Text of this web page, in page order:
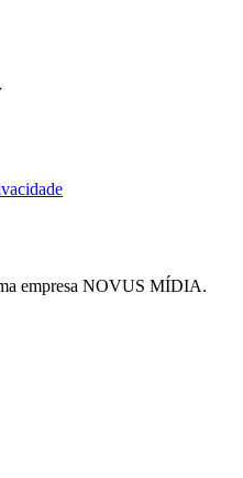
empresa NOVUS MÍDIA.